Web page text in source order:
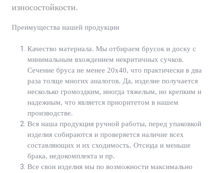
износостойкости.
Преимущества нашей продукции
Качество материала. Мы отбираем брусок и доску с
минимальным вхождением некритичных сучков.
Сечение бруса не менее 20х40, что практически в два
раза толще многих аналогов. Да, изделие получается
несколько громоздким, иногда тяжелым, но крепким и
надежным, что является приоритетом в нашем
производстве.
Вся наша продукция ручной работы, перед упаковкой
изделия собираются и проверяется наличие всех
составляющих и их сходимость. Отсюда и меньше
брака, недокомплекта и пр.
Все свои изделия мы по возможности максимально